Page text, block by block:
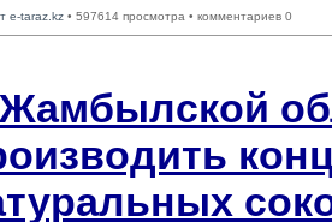
e-taraz.kz • 597614 просмотра • комментариев 0